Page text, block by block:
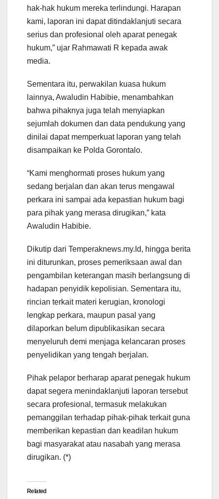
hak-hak hukum mereka terlindungi. Harapan
kami, laporan ini dapat ditindaklanjuti secara
serius dan profesional oleh aparat penegak
hukum,” ujar Rahmawati R kepada awak
media.
Sementara itu, perwakilan kuasa hukum
lainnya, Awaludin Habibie, menambahkan
bahwa pihaknya juga telah menyiapkan
sejumlah dokumen dan data pendukung yang
dinilai dapat memperkuat laporan yang telah
disampaikan ke Polda Gorontalo.
“Kami menghormati proses hukum yang
sedang berjalan dan akan terus mengawal
perkara ini sampai ada kepastian hukum bagi
para pihak yang merasa dirugikan,” kata
Awaludin Habibie.
Dikutip dari Temperaknews.my.Id, hingga berita
ini diturunkan, proses pemeriksaan awal dan
pengambilan keterangan masih berlangsung di
hadapan penyidik kepolisian. Sementara itu,
rincian terkait materi kerugian, kronologi
lengkap perkara, maupun pasal yang
dilaporkan belum dipublikasikan secara
menyeluruh demi menjaga kelancaran proses
penyelidikan yang tengah berjalan.
Pihak pelapor berharap aparat penegak hukum
dapat segera menindaklanjuti laporan tersebut
secara profesional, termasuk melakukan
pemanggilan terhadap pihak-pihak terkait guna
memberikan kepastian dan keadilan hukum
bagi masyarakat atau nasabah yang merasa
dirugikan. (*)
Related